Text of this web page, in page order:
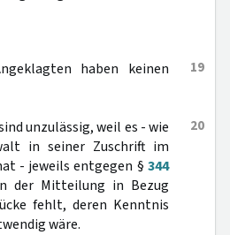
19
haben keinen
20
unzulässig, weil es - wie
in seiner Zuschrift im
- jeweils entgegen § 344
der Mitteilung in Bezug
fehlt, deren Kenntnis
wäre.